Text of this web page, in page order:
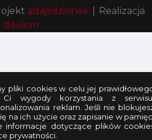
adajlidzionek
Realizacja
devlom
pliki cookies w celu jej
Ci wygody korzystania z
reklam. Jeśli nie
na ich użycie oraz zapisanie w
informacje dotyczące plików
prywatności.